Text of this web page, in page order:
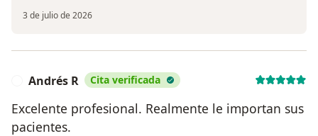
3 de julio de 2026
Andrés R Cita verificada
Excelente profesional. Realmente le importan sus
pacientes.